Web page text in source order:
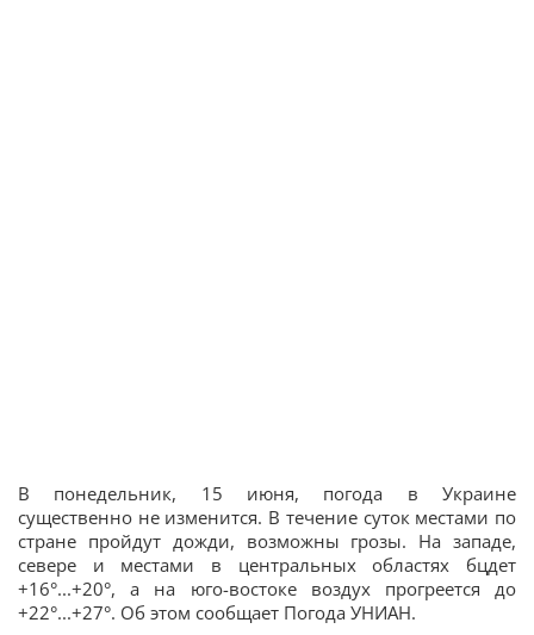
В понедельник, 15 июня, погода в Украине
существенно не изменится. В течение суток местами по
стране пройдут дожди, возможны грозы. На западе,
севере и местами в центральных областях бцдет
+16°...+20°, а на юго-востоке воздух прогреется до
+22°...+27°. Об этом сообщает Погода УНИАН.